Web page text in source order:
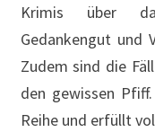
Krimis über das
Gedankengut und
Zudem sind die
den gewissen
Reihe und erfüllt